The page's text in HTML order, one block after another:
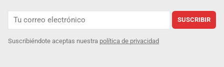
SUSCRIBIR
Suscribiéndote aceptas nuestra política de privacidad